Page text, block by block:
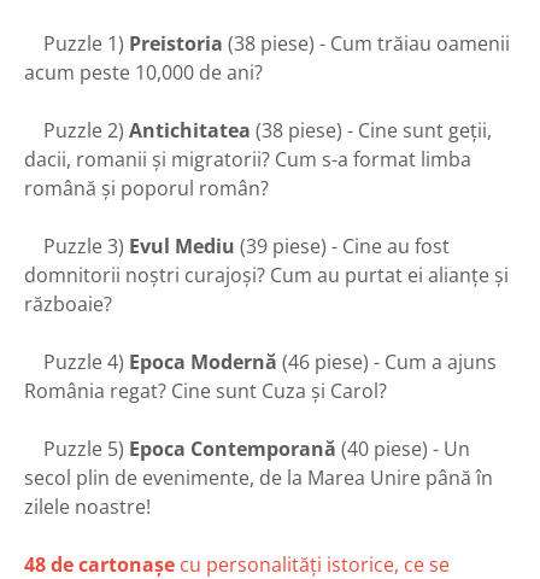
Puzzle 1) Preistoria (38 piese) - Cum trăiau oamenii
acum peste 10,000 de ani?
Puzzle 2) Antichitatea (38 piese) - Cine sunt geții,
dacii, romanii și migratorii? Cum s-a format limba
română și poporul român?
Puzzle 3) Evul Mediu (39 piese) - Cine au fost
domnitorii noștri curajoși? Cum au purtat ei alianțe și
războaie?
Puzzle 4) Epoca Modernă (46 piese) - Cum a ajuns
România regat? Cine sunt Cuza și Carol?
Puzzle 5) Epoca Contemporană (40 piese) - Un
secol plin de evenimente, de la Marea Unire până în
zilele noastre!
48 de cartonașe cu personalități istorice, ce se